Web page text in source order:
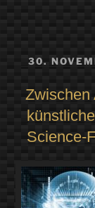
30.
Zwischen
Science-